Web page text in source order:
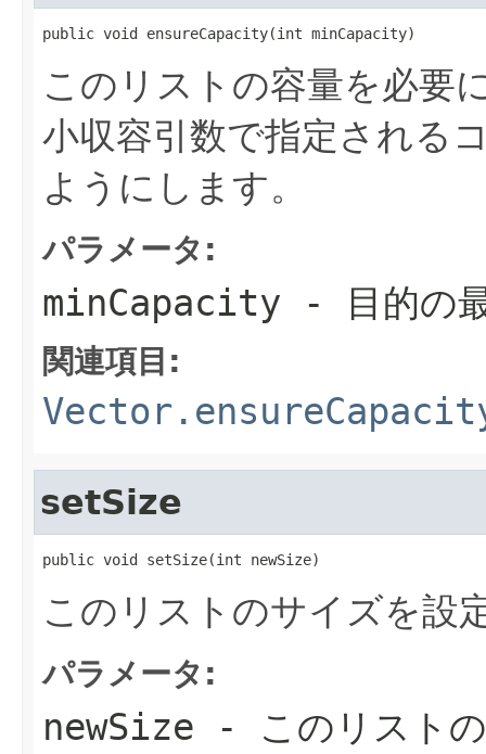
public void ensureCapacity(int minCapacity)
このリストの容量を必要
小収容引数で指定される
ようにします。
パラメータ:
minCapacity - 目的の
関連項目:
setSize
public void setSize(int newSize)
このリストのサイズを設
パラメータ:
newSize - このリスト